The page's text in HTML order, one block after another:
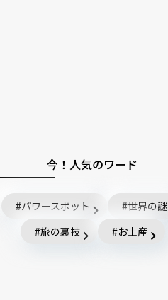
今！人気のワード
パワースポット
世界の謎
旅の裏技
お土産